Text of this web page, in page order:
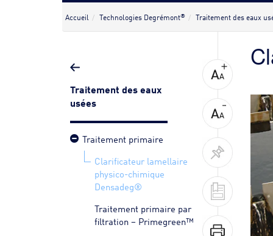
Accueil Technologies Degrémont® Traitement des eaux
Traitement des eaux
usées
Traitement primaire
Clarificateur lamellaire
physico-chimique
Densadeg®
Traitement primaire par
filtration – Primegreen™